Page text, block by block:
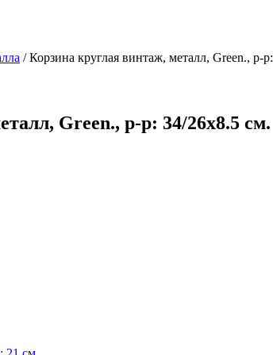
/Корзина круглая винтаж, металл, Green., р-
Green., р-р: 34/26х8.5 см.